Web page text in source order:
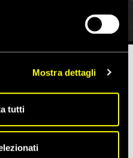
Mostra dettagli
tutti
media,col 76% (oltre 3 su
da “immigrazione” (73%);